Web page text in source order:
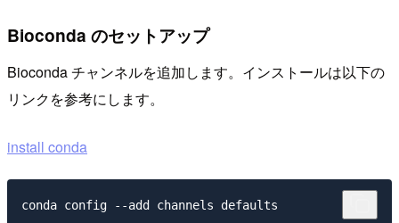
Bioconda のセットアップ
Bioconda チャンネルを追加します。インストールは以下の
リンクを参考にします。
install conda
conda config --add channels defaults